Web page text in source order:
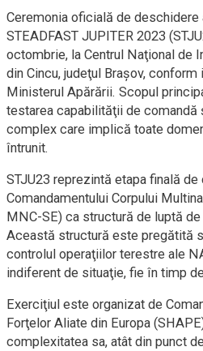
Ceremonia oficială de
STEADFAST JUPITER 2023
octombrie, la Centrul Naţional de
din Cincu, judeţul Braşov,
Ministerul Apărării. Scopul
testarea capabilităţii de comandă
complex care implică toate
întrunit.
STJU23 reprezintă etapa finală
Comandamentului Corpului
MNC-SE) ca structură de luptă
Această structură este pregătită
controlul operaţiilor terestre ale
indiferent de situaţie, fie în timp
Exerciţiul este organizat de
Forţelor Aliate din Europa
complexitatea sa, atât din punct